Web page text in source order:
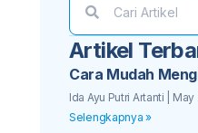
Artikel
Cara Mudah
Baru PDAM untuk
Ida Ayu Putri Artanti
May
Selengkapnya »